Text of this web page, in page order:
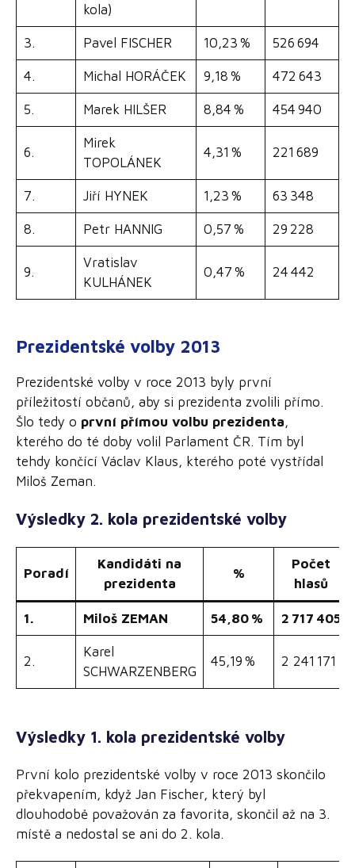
kola)
3. Pavel FISCHER 10,23 % 526 694
4. Michal HORÁČEK 9,18 % 472 643
5. Marek HILŠER 8,84 % 454 940
6.
Mirek
TOPOLÁNEK
4,31 % 221 689
7. Jiří HYNEK 1,23 % 63 348
8. Petr HANNIG 0,57 % 29 228
9.
Vratislav
KULHÁNEK
0,47 % 24 442
Prezidentské volby 2013
Prezidentské volby v roce 2013 byly první
příležitostí občanů, aby si prezidenta zvolili přímo.
Šlo tedy o první přímou volbu prezidenta,
kterého do té doby volil Parlament ČR. Tím byl
tehdy končící Václav Klaus, kterého poté vystřídal
Miloš Zeman.
Výsledky 2. kola prezidentské volby
Poradí
Kandidáti na
prezidenta
%
Počet
hlasů
1. Miloš ZEMAN 54,80 % 2 717 405
2.
Karel
SCHWARZENBERG
45,19 % 2 241 171
Výsledky 1. kola prezidentské volby
První kolo prezidentské volby v roce 2013 skončilo
překvapením, když Jan Fischer, který byl
dlouhodobě považován za favorita, skončil až na 3.
místě a nedostal se ani do 2. kola.